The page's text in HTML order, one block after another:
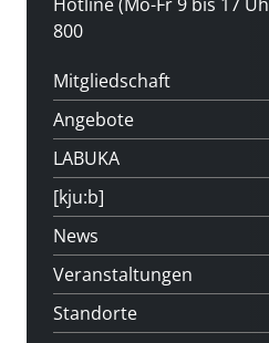
Hotline (Mo-Fr 9 bis 17
800
Mitgliedschaft
Angebote
LABUKA
[kju:b]
News
Veranstaltungen
Standorte